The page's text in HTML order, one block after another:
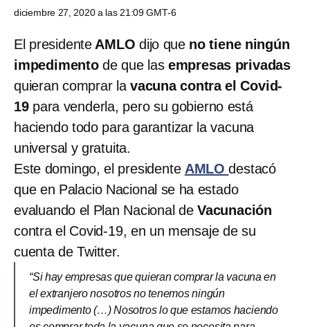
diciembre 27, 2020 a las 21:09 GMT-6
El presidente AMLO dijo que no tiene ningún
impedimentode que lasempresas privadas
quieran comprar lavacuna contra el Covid-
19 para venderla, pero su gobierno está
haciendo todo para garantizar la vacuna
universal y gratuita.
Este domingo, el presidente AMLOdestacó
que en Palacio Nacional se ha estado
evaluando el Plan Nacional deVacunación
contra el Covid-19, en un mensaje de su
cuenta de Twitter.
“Si hay empresas que quieran comprar la vacuna en
el extranjero nosotros no tenemos ningún
impedimento (…) Nosotros lo que estamos haciendo